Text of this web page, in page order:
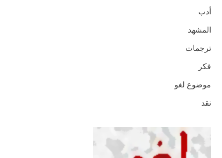
أدب
المشهد
ترجمات
فكر
موضوع لغو
نقد